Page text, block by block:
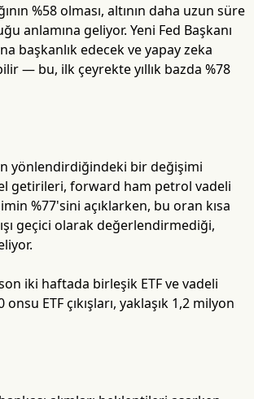
%58 olması, altının daha uzun süre
anlamına geliyor. Yeni Fed Başkanı
başkanlık edecek ve yapay zeka
— bu, ilk çeyrekte yıllık bazda %78
yönlendirdiğindeki bir değişimi
getirileri, forward ham petrol vadeli
%77'sini açıklarken, bu oran kısa
geçici olarak değerlendirmediği,
iki haftada birleşik ETF ve vadeli
ETF çıkışları, yaklaşık 1,2 milyon